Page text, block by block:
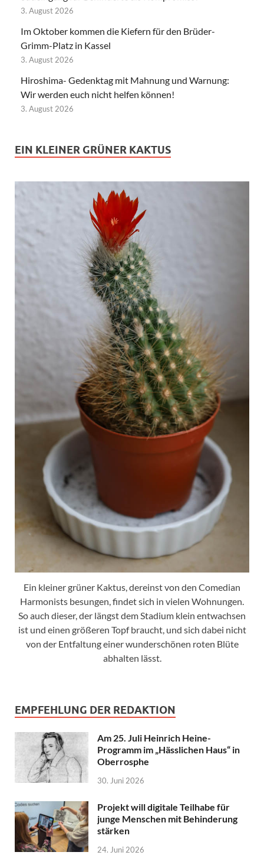
3. August 2026
Im Oktober kommen die Kiefern für den Brüder-
Grimm-Platz in Kassel
3. August 2026
Hiroshima- Gedenktag mit Mahnung und Warnung:
Wir werden euch nicht helfen können!
3. August 2026
EIN KLEINER GRÜNER KAKTUS
Ein kleiner grüner Kaktus, dereinst von den Comedian
Harmonists besungen, findet sich in vielen Wohnungen.
So auch dieser, der längst dem Stadium klein entwachsen
ist und einen größeren Topf braucht, und sich dabei nicht
von der Entfaltung einer wunderschönen roten Blüte
abhalten lässt.
EMPFEHLUNG DER REDAKTION
Am 25. Juli Heinrich Heine-
Programm im „Hässlichen Haus“ in
Oberrosphe
30. Juni 2026
Projekt will digitale Teilhabe für
junge Menschen mit Behinderung
stärken
24. Juni 2026